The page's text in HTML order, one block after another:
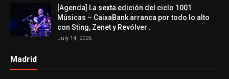
[Agenda] La sexta edición del ciclo 1001
Músicas – CaixaBank arranca por todo lo alto
con Sting, Zenet y Revólver .
July 14, 2026
Madrid